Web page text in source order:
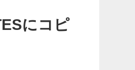
にコピ